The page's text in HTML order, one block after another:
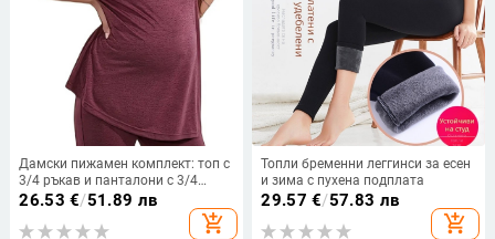
Дамски пижамен комплект: топ с
3/4 ръкав и панталони с 3/4
дължина; полиестер 95%+,
спандекс ≤30%; стил Японско-
Корея ежедневен
26.53 €/51.89 лв
add_shopping_cart
Топли бременни леггинси за есен
и зима с пухена подплата
29.57 €/57.83 лв
add_shopping_cart